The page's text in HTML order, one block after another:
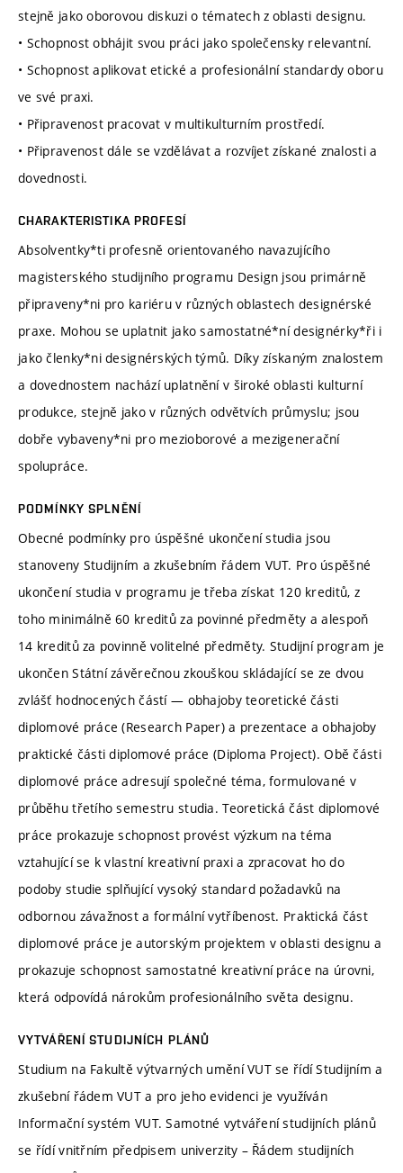
stejně jako oborovou diskuzi o tématech z oblasti designu.
• Schopnost obhájit svou práci jako společensky relevantní.
• Schopnost aplikovat etické a profesionální standardy oboru
ve své praxi.
• Připravenost pracovat v multikulturním prostředí.
• Připravenost dále se vzdělávat a rozvíjet získané znalosti a
dovednosti.
CHARAKTERISTIKA PROFESÍ
Absolventky*ti profesně orientovaného navazujícího
magisterského studijního programu Design jsou primárně
připraveny*ni pro kariéru v různých oblastech designérské
praxe. Mohou se uplatnit jako samostatné*ní designérky*ři i
jako členky*ni designérských týmů. Díky získaným znalostem
a dovednostem nachází uplatnění v široké oblasti kulturní
produkce, stejně jako v různých odvětvích průmyslu; jsou
dobře vybaveny*ni pro mezioborové a mezigenerační
spolupráce.
PODMÍNKY SPLNĚNÍ
Obecné podmínky pro úspěšné ukončení studia jsou
stanoveny Studijním a zkušebním řádem VUT. Pro úspěšné
ukončení studia v programu je třeba získat 120 kreditů, z
toho minimálně 60 kreditů za povinné předměty a alespoň
14 kreditů za povinně volitelné předměty. Studijní program je
ukončen Státní závěrečnou zkouškou skládající se ze dvou
zvlášť hodnocených částí — obhajoby teoretické části
diplomové práce (Research Paper) a prezentace a obhajoby
praktické části diplomové práce (Diploma Project). Obě části
diplomové práce adresují společné téma, formulované v
průběhu třetího semestru studia. Teoretická část diplomové
práce prokazuje schopnost provést výzkum na téma
vztahující se k vlastní kreativní praxi a zpracovat ho do
podoby studie splňující vysoký standard požadavků na
odbornou závažnost a formální vytříbenost. Praktická část
diplomové práce je autorským projektem v oblasti designu a
prokazuje schopnost samostatné kreativní práce na úrovni,
která odpovídá nárokům profesionálního světa designu.
VYTVÁŘENÍ STUDIJNÍCH PLÁNŮ
Studium na Fakultě výtvarných umění VUT se řídí Studijním a
zkušební řádem VUT a pro jeho evidenci je využíván
Informační systém VUT. Samotné vytváření studijních plánů
se řídí vnitřním předpisem univerzity – Řádem studijních